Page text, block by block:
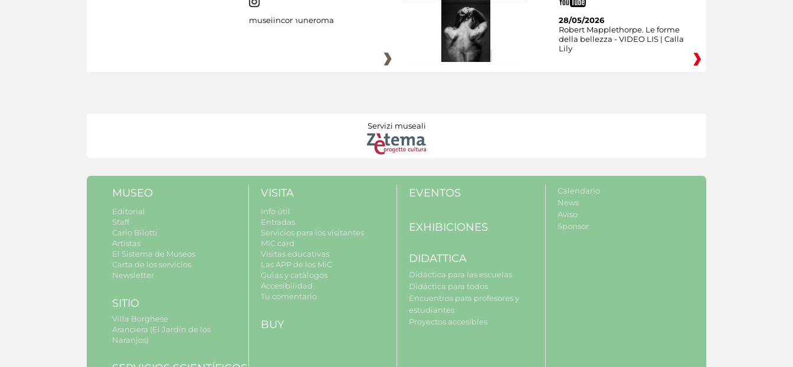
museiincomuneroma
28/05/2026
Robert Mapplethorpe. Le forme
della bellezza - VIDEO LIS | Calla
Lily
Servizi museali
MUSEO
Editorial
Staff
Carlo Bilotti
Artistas
El Sistema de Museos
Carta de los servicios
Newsletter
SITIO
Villa Borghese
Aranciera (El Jardín de los
Naranjos)
VISITA
Info útil
Entradas
Servicios para los visitantes
MIC card
Visitas educativas
Las APP de los MiC
Guìas y catàlogos
Accesibilidad
Tu comentario
BUY
EVENTOS
EXHIBICIONES
DIDATTICA
Didáctica para las escuelas
Didáctica para todos
Encuentros para profesores y
estudiantes
Proyectos accesibles
Calendario
News
Aviso
Sponsor